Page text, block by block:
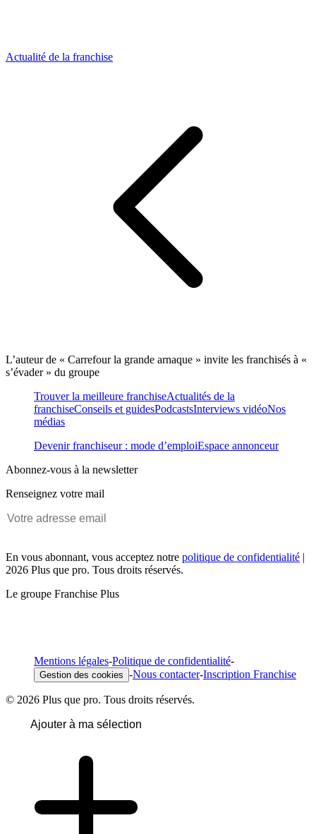
Actualité de la franchise
L’auteur de « Carrefour la grande arnaque » invite les franchisés à «
s’évader » du groupe
Trouver la meilleure franchiseActualités de la
franchiseConseils et guidesPodcastsInterviews vidéoNos
médias
Devenir franchiseur : mode d’emploiEspace annonceur
Abonnez-vous à la newsletter
Renseignez votre mail
En vous abonnant, vous acceptez notre politique de confidentialité |
2026 Plus que pro. Tous droits réservés.
Le groupe Franchise Plus
Mentions légales-Politique de confidentialité-
Gestion des cookies -Nous contacter-Inscription Franchise
© 2026 Plus que pro. Tous droits réservés.
Ajouter à ma sélection